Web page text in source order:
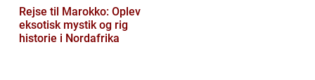
Rejse til Marokko: Oplev
eksotisk mystik og rig
historie i Nordafrika